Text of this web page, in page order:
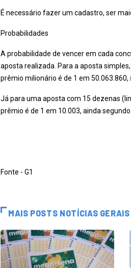
É necessário fazer um cadastro, ser
Probabilidades
A probabilidade de vencer em cada
aposta realizada. Para a aposta
prêmio milionário é de 1 em 50.063.860,
Já para uma aposta com 15 dezenas
prêmio é de 1 em 10.003, ainda segundo
Fonte - G1
MAIS POSTS NOTÍCIAS GERAIS